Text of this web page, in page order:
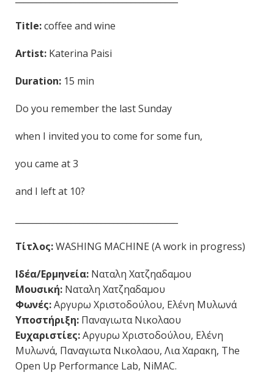
Title:coffee and wine
Artist: Katerina Paisi
Duration: 15 min
Do you remember the last Sunday
when I invited you to come for some fun,
you came at 3
and I left at 10?
Τίτλος:WASHING MACHINE (A work in progress)
Ιδέα/Ερμηνεία: Ναταλη Χατζηαδαμου
Μουσική: Ναταλη Χατζηαδαμου
Φωνές:Αργυρω Χριστοδούλου, Ελένη Μυλωνά
Υποστήριξη: Παναγιωτα Νικολαου
Ευχαριστίες:Αργυρω Χριστοδούλου, Ελένη
Μυλωνά, Παναγιωτα Νικολαου, Λια Χαρακη, The
Open Up Performance Lab, NiMAC.